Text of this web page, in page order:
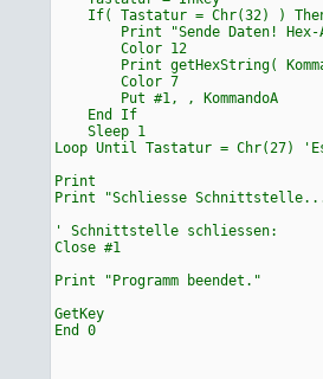
If( Tastatur = Chr(32) )
Print "Sende Daten! Hex-
Color 12
Print getHexString(
Color 7
Put #1, , KommandoA
End If
Sleep 1
Loop Until Tastatur = Chr(27)
Print
Print "Schliesse
' Schnittstelle schliessen:
Close #1
Print "Programm beendet."
GetKey
End 0